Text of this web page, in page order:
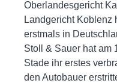
Oberlandesgericht
Landgericht Koblenz
erstmals in
Stoll & Sauer hat am
Stade ihr erstes
den Autobauer